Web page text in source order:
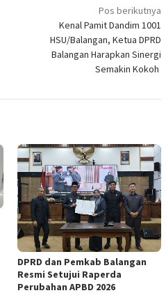
Pos berikutnya
Kenal Pamit Dandim 1001
HSU/Balangan, Ketua DPRD
Balangan Harapkan Sinergi
Semakin Kokoh
DPRD dan Pemkab Balangan
Resmi Setujui Raperda
Perubahan APBD 2026